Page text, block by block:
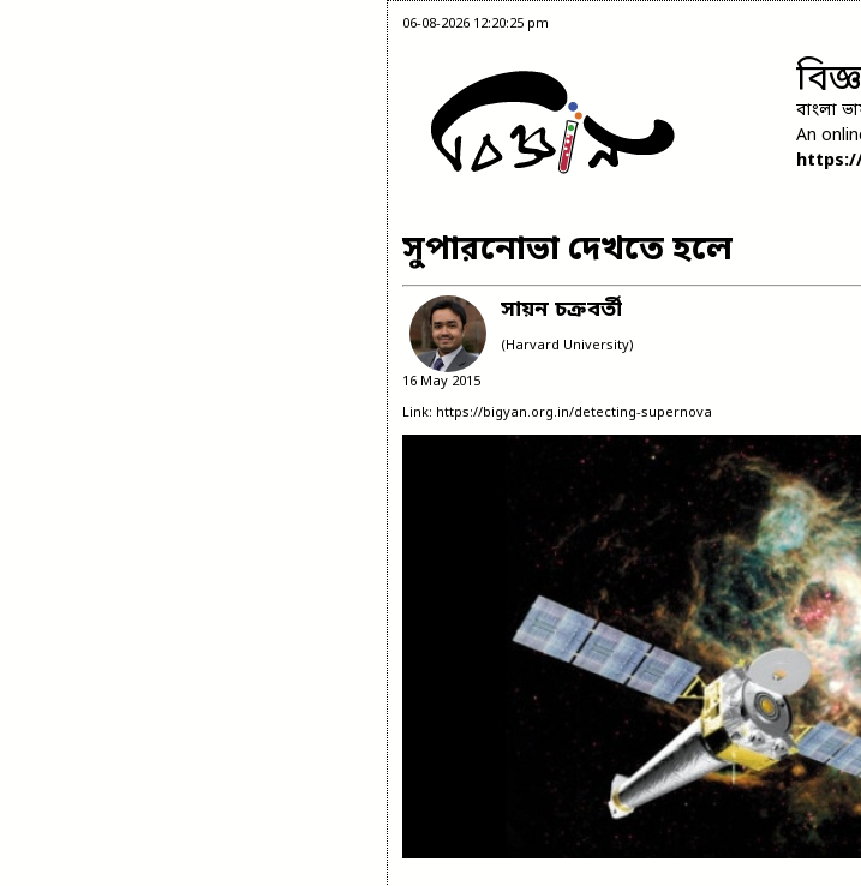
06-08-2026 12:20:25 pm
বাংলা
An
সুপারনোভা দেখতে হলে
সায়ন চক্রবর্তী
(Harvard University)
16 May 2015
Link: https://bigyan.org.in/detecting-supernova